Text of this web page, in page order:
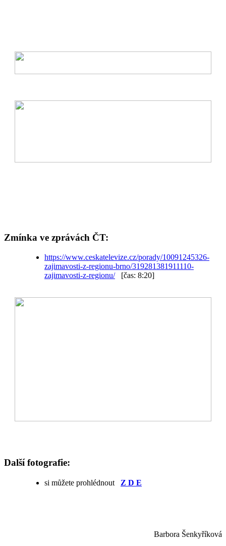
Zmínka ve zprávách ČT:
https://www.ceskatelevize.cz/porady/10091245326-
zajimavosti-z-regionu-brno/319281381911110-
zajimavosti-z-regionu/[čas: 8:20]
Další fotografie:
si můžete prohlédnout Z D E
Barbora Šenkyříková